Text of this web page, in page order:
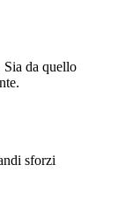
Sia da quello
sforzi